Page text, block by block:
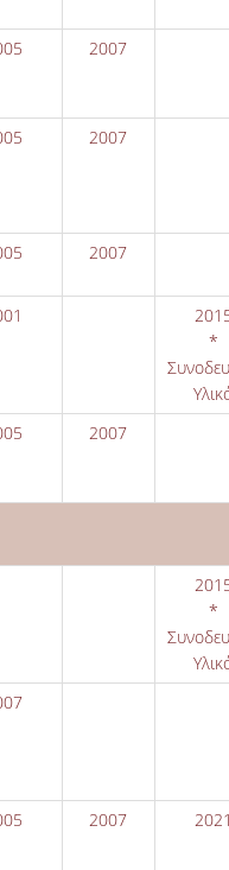
2007
2007
2007
*
2007
*
2007